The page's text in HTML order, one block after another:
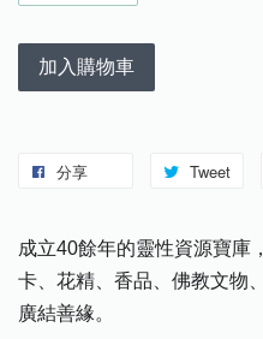
加入購物車
分享 Tweet
成立40餘年的靈性資源寶庫
卡、花精、香品、佛教文物
廣結善緣。